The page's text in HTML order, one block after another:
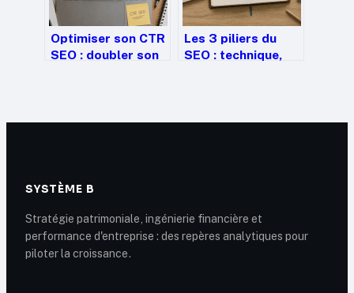
Optimiser son CTR
SEO : doubler son
Les 3 piliers du
SEO : technique,
SYSTÈME B
Stratégie patrimoniale, ingénierie financière et
performance d'entreprise : des repères analytiques pour
piloter la croissance.